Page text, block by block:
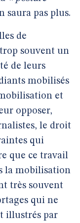
saura pas plus.
de
souvent un
de leurs
mobilisés
et
opposer,
le droit
qui
que ce travail
la mobilisation
très souvent
qui ne
illustrés par